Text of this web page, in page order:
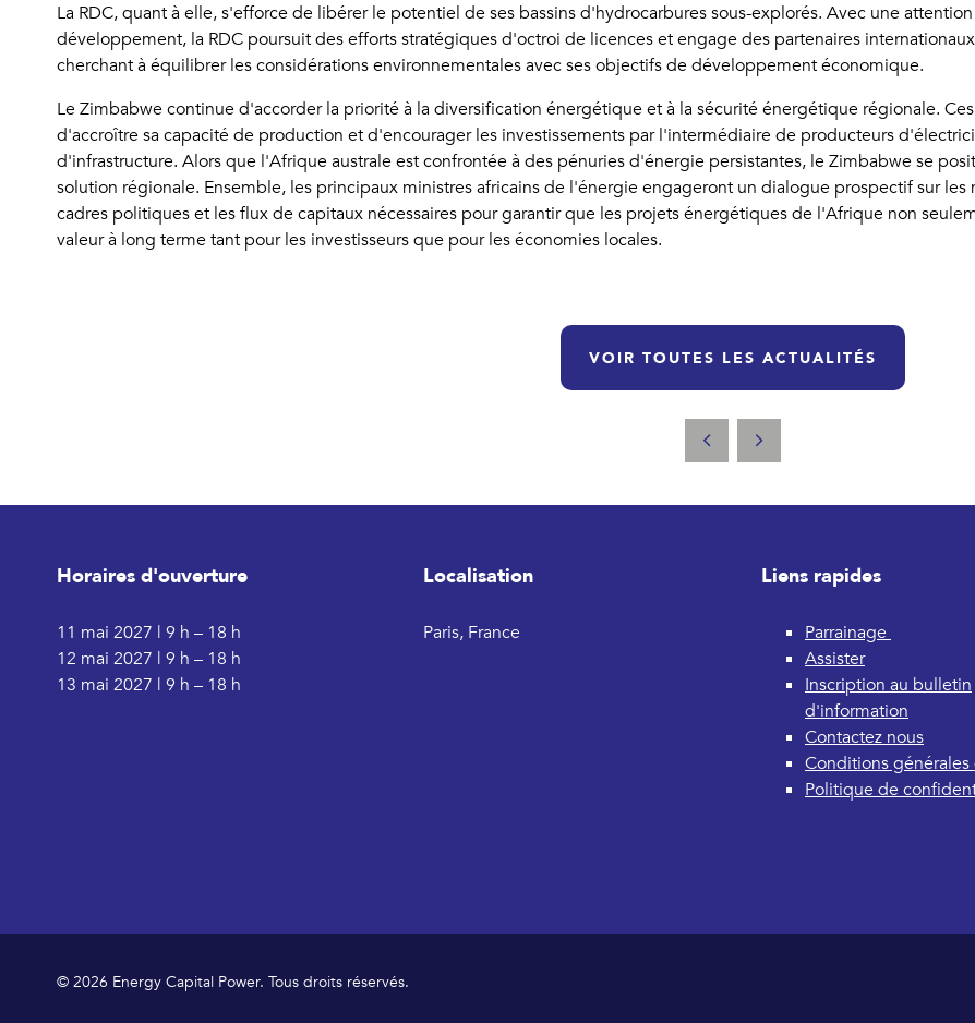
La RDC, quant à elle, s'efforce de libérer le potentiel de ses bassins d'hydrocarbures sous-explorés. Avec une
développement, la RDC poursuit des efforts stratégiques d'octroi de licences et engage des partenaires
cherchant à équilibrer les considérations environnementales avec ses objectifs de développement économique.
Le Zimbabwe continue d'accorder la priorité à la diversification énergétique et à la sécurité énergétique régionale.
d'accroître sa capacité de production et d'encourager les investissements par l'intermédiaire de producteurs
d'infrastructure. Alors que l'Afrique australe est confrontée à des pénuries d'énergie persistantes, le Zimbabwe se
solution régionale. Ensemble, les principaux ministres africains de l'énergie engageront un dialogue prospectif sur les
cadres politiques et les flux de capitaux nécessaires pour garantir que les projets énergétiques de l'Afrique non
valeur à long terme tant pour les investisseurs que pour les économies locales.
VOIR TOUTES LES ACTUALITÉS
Horaires d'ouverture
11 mai 2027 | 9 h – 18 h
12 mai 2027 | 9 h – 18 h
13 mai 2027 | 9 h – 18 h
Localisation
Paris, France
Liens rapides
Parrainage
Assister
Inscription au bulletin
d'information
Contactez nous
Conditions
Politique de
© 2026 Energy Capital Power. Tous droits réservés.